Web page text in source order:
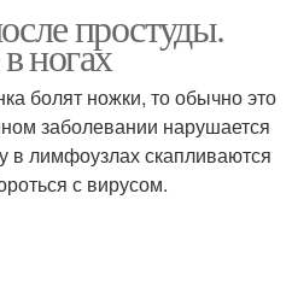
простуды.
ногах
болят ножки, то обычно это
заболевании нарушается
в лимфоузлах скапливаются
с вирусом.